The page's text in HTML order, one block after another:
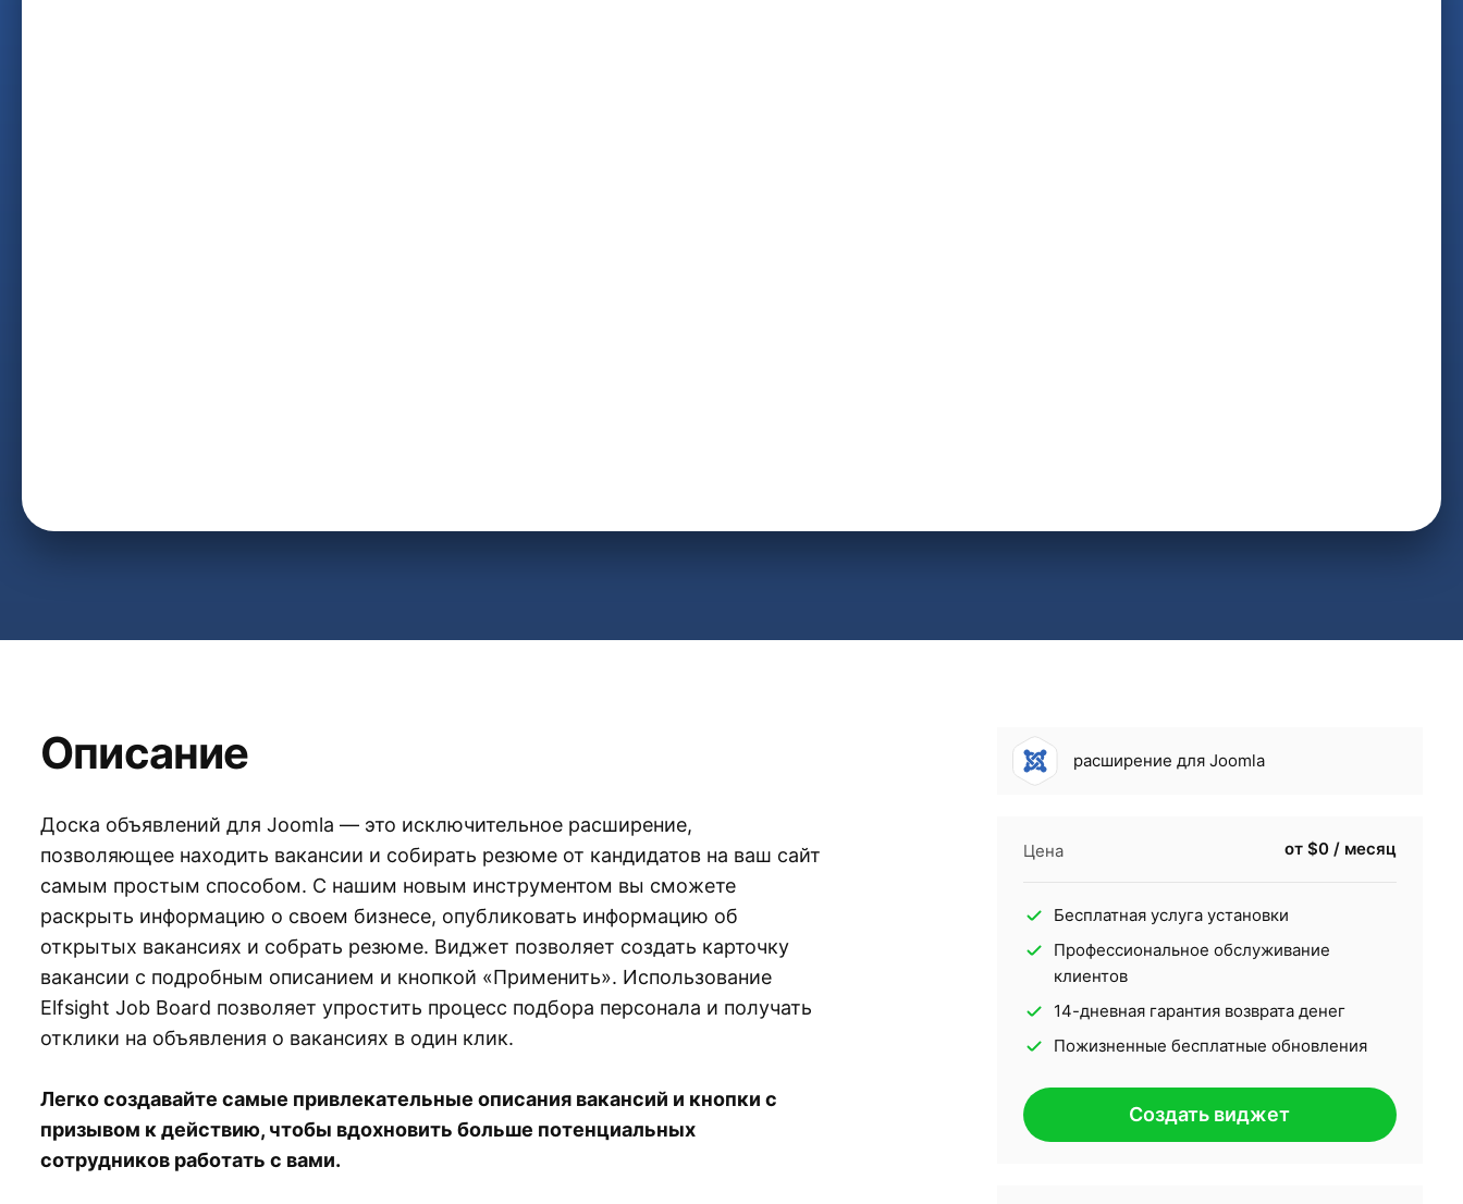
Описание
Доска объявлений для Joomla — это исключительное расширение,
позволяющее находить вакансии и собирать резюме от кандидатов на ваш сайт
самым простым способом. С нашим новым инструментом вы сможете
раскрыть информацию о своем бизнесе, опубликовать информацию об
открытых вакансиях и собрать резюме. Виджет позволяет создать карточку
вакансии с подробным описанием и кнопкой «Применить». Использование
Elfsight Job Board позволяет упростить процесс подбора персонала и получать
отклики на объявления о вакансиях в один клик.
Легко создавайте самые привлекательные описания вакансий и кнопки с
призывом к действию, чтобы вдохновить больше потенциальных
сотрудников работать с вами.
расширение для Joomla
Цена от $0 / месяц
Бесплатная услуга установки
Профессиональное обслуживание
клиентов
14-дневная гарантия возврата денег
Пожизненные бесплатные обновления
Создать виджет